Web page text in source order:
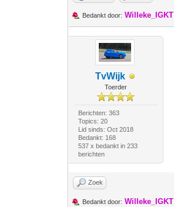
Bedankt door: Willeke_IGKT
TvWijk
Toerder
Berichten: 363
Topics: 20
Lid sinds: Oct 2018
Bedankt: 168
537 x bedankt in 233
berichten
Zoek
Bedankt door: Willeke_IGKT